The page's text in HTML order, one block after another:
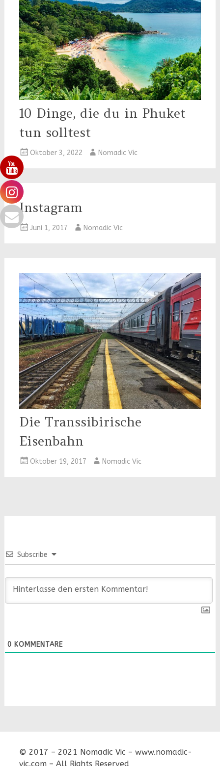
10 Dinge, die du in Phuket
tun solltest
Oktober 3, 2022 Nomadic Vic
Instagram
Juni 1, 2017 Nomadic Vic
Die Transsibirische
Eisenbahn
Oktober 19, 2017 Nomadic Vic
Subscribe
0 KOMMENTARE
© 2017 – 2021 Nomadic Vic – www.nomadic-
vic.com – All Rights Reserved